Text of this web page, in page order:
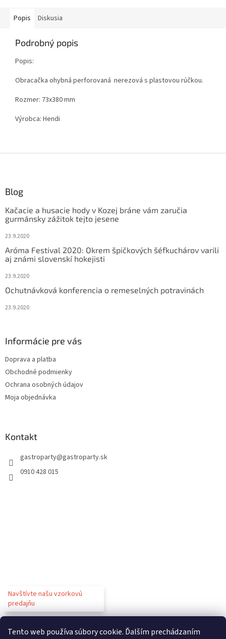
Tento web používa súbory cookie. Ďalším prechádzaním
Popis Diskusia
Podrobný popis
Popis:
Obracačka ohybná perforovaná nerezová s plastovou rúčkou.
Rozmer: 73x380 mm
Výrobca: Hendi
Blog
Kačacie a husacie hody v Kozej bráne vám zaručia
gurmánsky zážitok tejto jesene
23.9.2020
Aróma Festival 2020: Okrem špičkových šéfkuchárov varili
aj známi slovenskí hokejisti
23.9.2020
Ochutnávková konferencia o remeselných potravinách
23.9.2020
Informácie pre vás
Doprava a platba
Obchodné podmienky
Ochrana osobných údajov
Moja objednávka
Kontakt
gastroparty@gastroparty.sk
0910 428 015
Navštívte našu vzorkovú
predajňu